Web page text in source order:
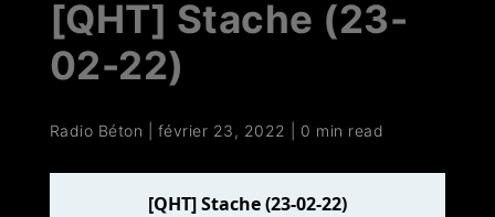
[QHT] Stache (23-
02-22)
Radio Béton février 23, 2022 0 min read